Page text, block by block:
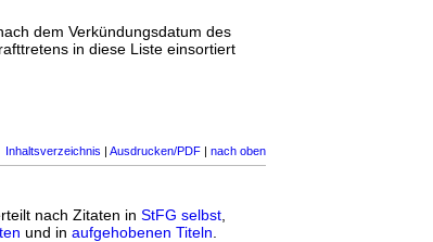
dem Verkündungsdatum des
in diese Liste einsortiert
Inhaltsverzeichnis | Ausdrucken/PDF | nach oben
nach Zitaten in StFG selbst
und in aufgehobenen Titeln